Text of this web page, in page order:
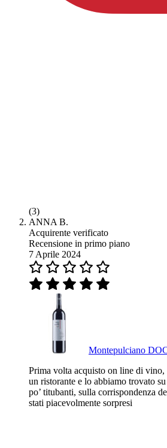
(3)
ANNA B.
Acquirente verificato
Recensione in primo piano
7 Aprile 2024
Montepulciano
Prima volta acquisto on line di
un ristorante e lo abbiamo trovato
po’ titubanti, sulla corrispondenza
stati piacevolmente sorpresi